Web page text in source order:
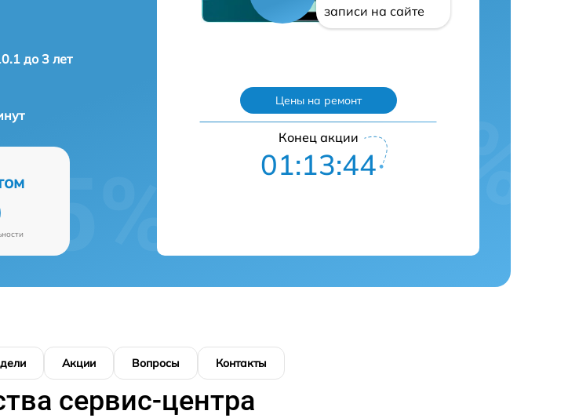
до 3 лет
записи на сайте
Цены на ремонт
Конец акции
01:13:43
Акции Вопросы Контакты
сервис-центра